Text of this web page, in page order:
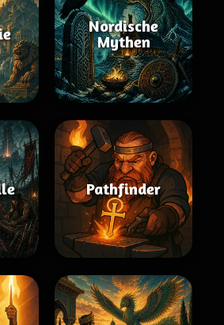
Nordische
Mythen
Pathfinder